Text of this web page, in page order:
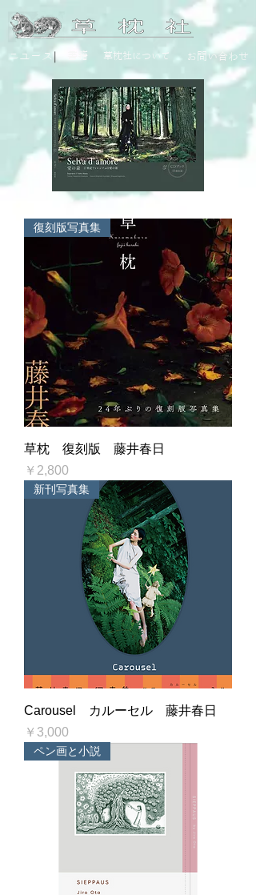
ニユース| 書籍 草枕社について お問い合わせ
復刻版写真集
草枕 復刻版 藤井春日
価格
￥2,800
新刊写真集
Carousel カルーセル 藤井春日
価格
￥3,000
ペン画と小説